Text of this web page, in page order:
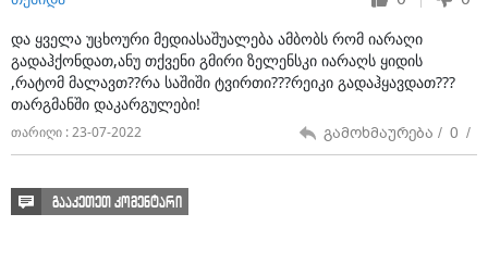
გავრცელებული ინფორმაციით, პილოტმა კავალას
აეროპორტში ავარიული დაშვება მოითხოვა ძრავის
პრობლემის გამო, თუმცა ასაფრენ-დასაფრენ ბილიკზე
მისვლა ვერ შეძლო.
აფეთქებების ხმაც გაიგეს.
და ყველა უცხოური მედიასაშუალება ამბობს რომ იარაღი
გადაჰქონდათ,ანუ თქვენი გმირი ზელენსკი იარაღს ყიდის
,რატომ მალავთ??რა საშიში ტვირთი???რეიკი გადაჰყავდათ???
თარგმანში დაკარგულები!
თარიღი : 23-07-2022 გამოხმაურება / 0 /
გააკეთეთ კომენტარი